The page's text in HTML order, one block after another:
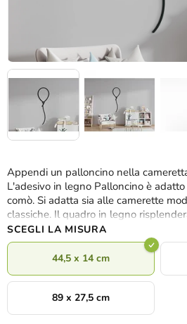
Appendi un palloncino nella
L'adesivo in legno Palloncino è
comò. Si adatta sia alle camerette
classiche. Il quadro in legno
SCEGLI LA MISURA
44,5 x 14 cm
89 x 27,5 cm